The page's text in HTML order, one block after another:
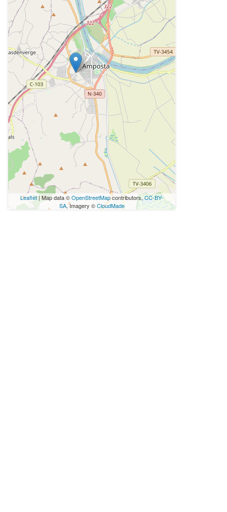
Leaflet | Map data ©OpenStreetMapcontributors,CC-BY-
SA, Imagery ©CloudMade